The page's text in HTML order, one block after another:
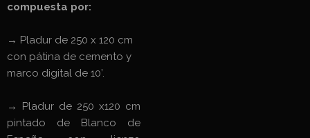
compuesta por:
→ Pladur de 250 x 120 cm
con pátina de cemento y
marco digital de 10’.
→ Pladur de 250 x120 cm
pintado de Blanco de